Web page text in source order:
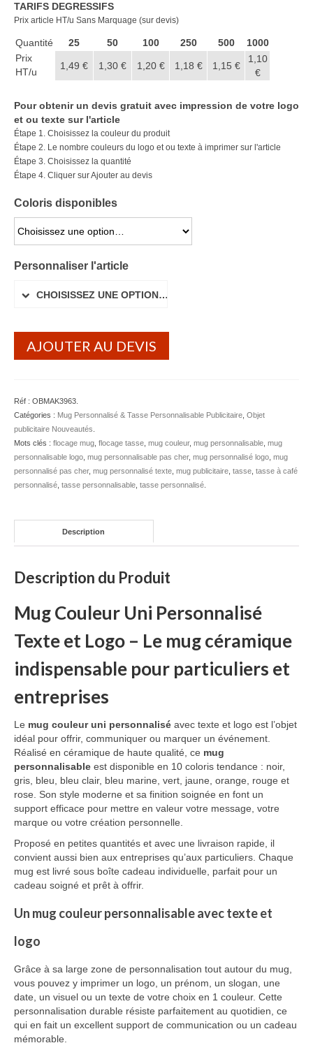
Clé USB personnalisée
Éventail personnalisé
Gobelet réutilisable & Verre
Haut-parleur Bluetooth
Lunettes de soleil
Porte-badge Tour de cou
Porte-monnaie Porte Carte Portefeuille
Serviette Personnalisée
Stylo Publicitaire
Voiture Goodies
Gourde & Bouteille
Gourde Personnalisable
Mug & Tasse
Mug publicitaire
Mug de voyage publicitaire
Bouteille & Mug Isotherme
Mug isotherme
Textile
Chemise Publicitaire
Polo Publicitaire
Sweat-shirt
Tee-shirt publicitaire
Vêtement Haute Visibilité
Contact
TARIFS DEGRESSIFS
Prix article HT/u Sans Marquage (sur devis)
Quantité 25 50 100 250 500
1000
Prix
HT/u
1,49 € 1,30 € 1,20 € 1,18 € 1,15 €
1,10
€
Pour obtenir un devis gratuit avec impression de votre logo
et ou texte sur l'article
Étape 1. Choisissez la couleur du produit
Étape 2. Le nombre couleurs du logo et ou texte à imprimer sur l'article
Étape 3. Choisissez la quantité
Étape 4. Cliquer sur Ajouter au devis
Coloris disponibles
CHOISISSEZ UNE OPTION…
Personnaliser l'article
CHOISISSEZ UNE OPTION…
AJOUTER AU DEVIS
Réf : OBMAK3963
Catégories : Mug Personnalisé & Tasse Personnalisable Publicitaire Objet
publicitaire Nouveautés
Mots clés : flocage mug flocage tasse mug couleur, mug personnalisable mug
personnalisable logo mug personnalisable pas cher, mug personnalisé logo mug
personnalisé pas cher, mug personnalisé texte mug publicitaire tasse tasse à café
personnalisé tasse personnalisable tasse personnalisé
Description
Description du Produit
Mug Couleur Uni Personnalisé
Texte et Logo – Le mug céramique
indispensable pour particuliers et
entreprises
Le mug couleur uni personnalisé avec texte et logo est l’objet
idéal pour offrir, communiquer ou marquer un événement.
Réalisé en céramique de haute qualité, ce mug
personnalisable est disponible en 10 coloris tendance : noir,
gris, bleu, bleu clair, bleu marine, vert, jaune, orange, rouge et
rose. Son style moderne et sa finition soignée en font un
support efficace pour mettre en valeur votre message, votre
marque ou votre création personnelle.
Proposé en petites quantités et avec une livraison rapide, il
convient aussi bien aux entreprises qu’aux particuliers. Chaque
mug est livré sous boîte cadeau individuelle, parfait pour un
cadeau soigné et prêt à offrir.
Un mug couleur personnalisable avec texte et
logo
Grâce à sa large zone de personnalisation tout autour du mug,
vous pouvez y imprimer un logo, un prénom, un slogan, une
date, un visuel ou un texte de votre choix en 1 couleur. Cette
personnalisation durable résiste parfaitement au quotidien, ce
qui en fait un excellent support de communication ou un cadeau
mémorable.